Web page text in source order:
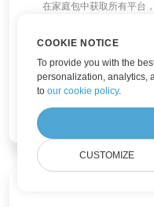
在家庭包中获取所有平台
COOKIE NOTICE
To provide you with the
personalization, analytics,
toour cookie policy.
CUSTOMIZE